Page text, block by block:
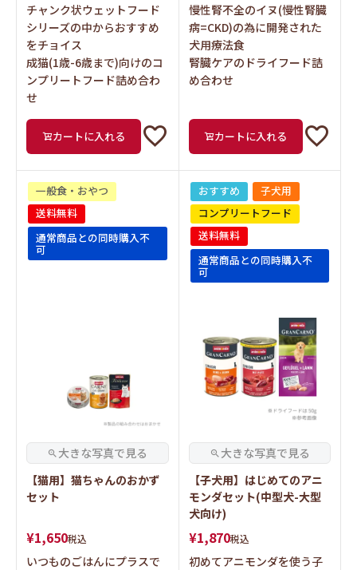
チャンク状ウェットフード
シリーズの中からおすすめ
をチョイス
成猫(1歳-6歳まで)向けのコ
ンプリートフード詰め合わ
せ
カートに入れる
慢性腎不全のイヌ(慢性腎臓
病=CKD)の為に開発された
犬用療法食
腎臓ケアのドライフード詰
め合わせ
カートに入れる
一般食・おやつ
送料無料
通常商品との同時購入不
可
【猫用】猫ちゃんのおかず
セット
¥1,650税込
いつものごはんにプラスで
おすすめ
子犬用
コンプリートフード
送料無料
通常商品との同時購入不
可
【子犬用】はじめてのアニ
モンダセット(中型犬-大型
犬向け)
¥1,870税込
初めてアニモンダを使う子